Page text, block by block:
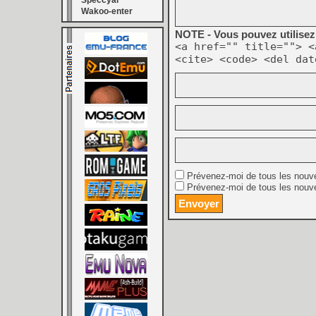
Wakoo-enter
NOTE - Vous pouvez
<a href="" title="">
<cite> <code> <del
Prévenez-moi de tous les
Prévenez-moi de tous les